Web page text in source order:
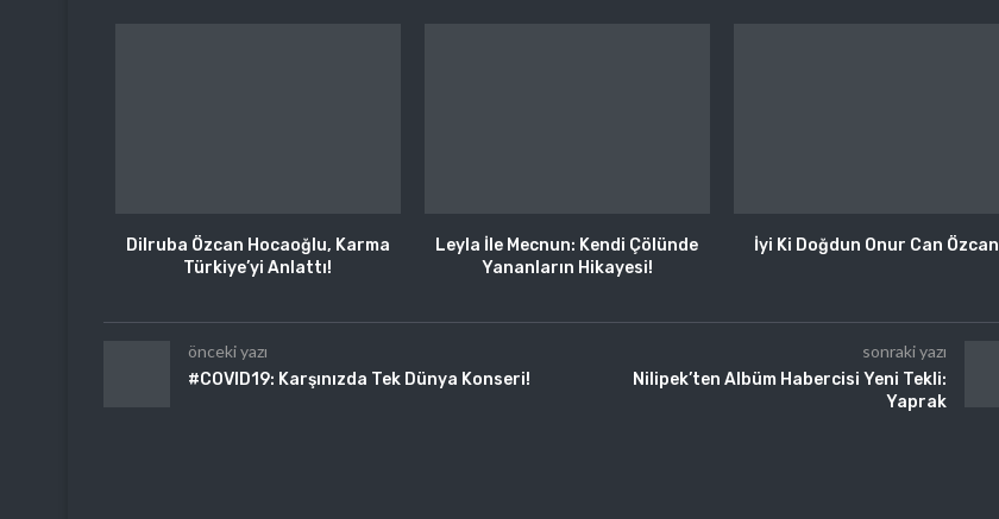
Dilruba Özcan Hocaoğlu, Karma
Türkiye’yi Anlattı!
Leyla İle Mecnun: Kendi Çölünde
Yananların Hikayesi!
İyi Ki Doğdun Onur Can Özcan
önceki yazı
#COVID19: Karşınızda Tek Dünya Konseri!
sonraki yazı
Nilipek’ten Albüm Habercisi Yeni Tekli:
Yaprak